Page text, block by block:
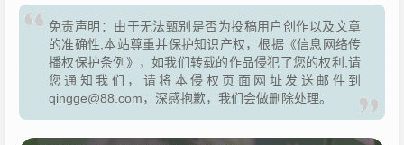
免责声明：由于无法甄别是否为投稿用户创作以及文章
的准确性,本站尊重并保护知识产权，根据《信息网络传
播权保护条例》，如我们转载的作品侵犯了您的权利,请
您通知我们，请将本侵权页面网址发送邮件到
qingge@88.com，深感抱歉，我们会做删除处理。